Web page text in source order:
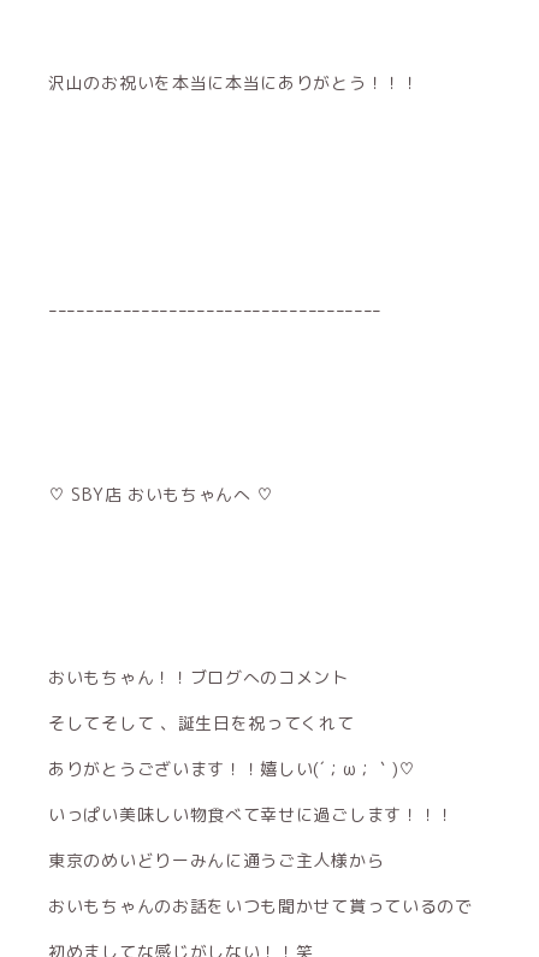
沢山のお祝いを本当に本当にありがとう！！！
ｰｰｰｰｰｰｰｰｰｰｰｰｰｰｰｰｰｰｰｰｰｰｰｰｰｰｰｰｰｰｰｰｰｰｰｰ
♡ SBY店 おいもちゃんへ ♡
おいもちゃん！！ブログへのコメント
そしてそして 、誕生日を祝ってくれて
ありがとうございます！！嬉しい(´；ω；｀)♡
いっぱい美味しい物食べて幸せに過ごします！！！
東京のめいどりーみんに通うご主人様から
おいもちゃんのお話をいつも聞かせて貰っているので
初めましてな感じがしない！！笑